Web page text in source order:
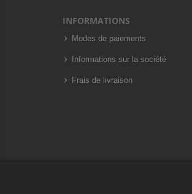
INFORMATIONS
Modes de paiements
Informations sur la société
Frais de livraison